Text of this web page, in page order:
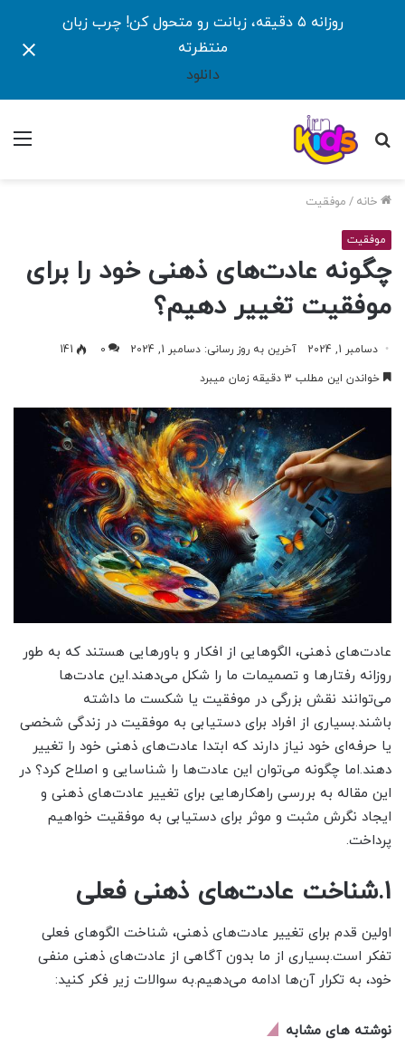
روزانه ۵ دقیقه، زبانت رو متحول کن! چرب زبان
منتظرته
دانلود
جستجو
خانه / موفقیت
موفقیت
چگونه عادت‌های ذهنی خود را برای
موفقیت تغییر دهیم؟
دسامبر 1, 2024 آخرین به روز رسانی: دسامبر 1, 2024 0
141
خواندن این مطلب 3 دقیقه زمان میبرد
عادت‌های ذهنی، الگوهایی از افکار و باورهایی هستند که به طور
روزانه رفتارها و تصمیمات ما را شکل می‌دهند.این عادت‌ها
می‌توانند نقش بزرگی در موفقیت یا شکست ما داشته
باشند.بسیاری از افراد برای دستیابی به موفقیت در زندگی شخصی
یا حرفه‌ای خود نیاز دارند که ابتدا عادت‌های ذهنی خود را تغییر
دهند.اما چگونه می‌توان این عادت‌ها را شناسایی و اصلاح کرد؟ در
این مقاله به بررسی راهکارهایی برای تغییر عادت‌های ذهنی و
ایجاد نگرش مثبت و موثر برای دستیابی به موفقیت خواهیم
پرداخت.
1.شناخت عادت‌های ذهنی فعلی
اولین قدم برای تغییر عادت‌های ذهنی، شناخت الگوهای فعلی
تفکر است.بسیاری از ما بدون آگاهی از عادت‌های ذهنی منفی
خود، به تکرار آن‌ها ادامه می‌دهیم.به سوالات زیر فکر کنید:
نوشته های مشابه